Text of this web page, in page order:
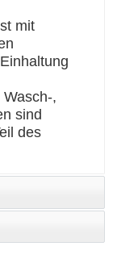
mit
,
sind
des